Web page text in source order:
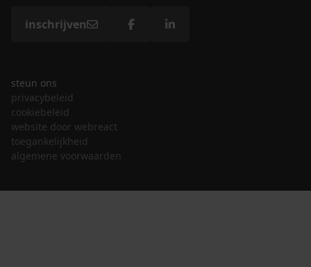
inschrijven
steun ons
privacybeleid
cookiebeleid
website door webreact
toegankelijkheid
algemene voorwaarden